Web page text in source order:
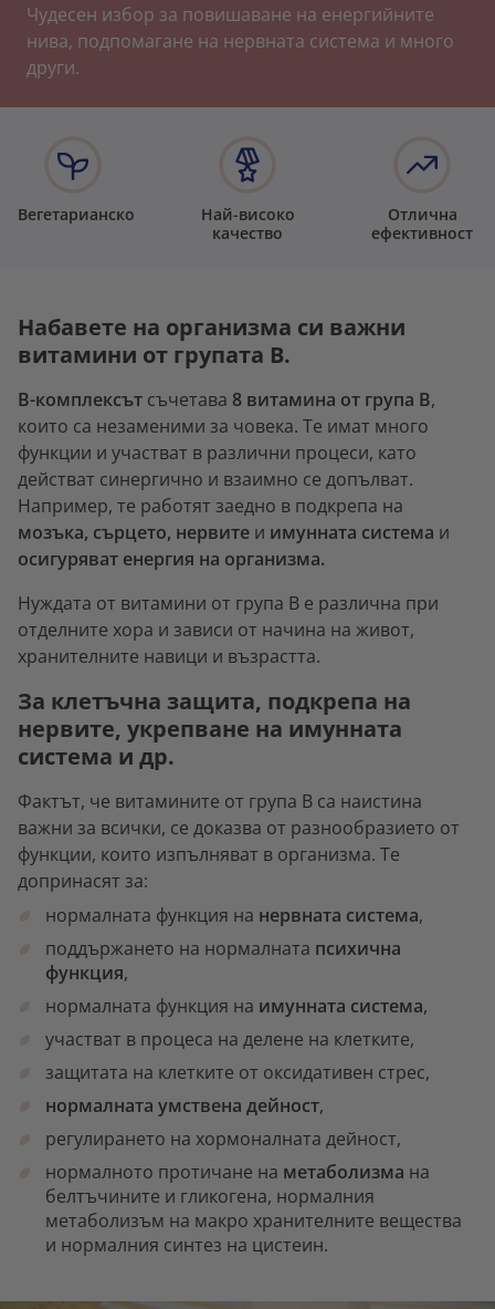
Чудесен избор за повишаване на енергийните
нива, подпомагане на нервната система и много
други.
Вегетарианско
Най-високо
качество
Отлична
ефективност
Набавете на организма си важни
витамини от групата В.
В-комплексът съчетава 8 витамина от група В,
които са незаменими за човека. Те имат много
функции и участват в различни процеси, като
действат синергично и взаимно се допълват.
Например, те работят заедно в подкрепа на
мозъка, сърцето, нервите и имунната система и
осигуряват енергия на организма.
Нуждата от витамини от група В е различна при
отделните хора и зависи от начина на живот,
хранителните навици и възрастта.
За клетъчна защита, подкрепа на
нервите, укрепване на имунната
система и др.
Фактът, че витамините от група В са наистина
важни за всички, се доказва от разнообразието от
функции, които изпълняват в организма. Те
допринасят за:
нормалната функция на нервната система,
поддържането на нормалната психична
функция,
нормалната функция на имунната система,
участват в процеса на делене на клетките,
защитата на клетките от оксидативен стрес,
нормалната умствена дейност,
регулирането на хормоналната дейност,
нормалното протичане на метаболизма на
белтъчините и гликогена, нормалния
метаболизъм на макро хранителните вещества
и нормалния синтез на цистеин.